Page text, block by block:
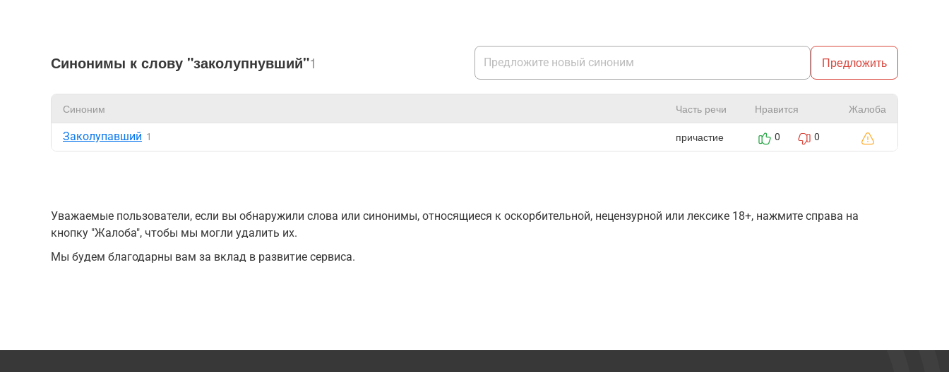
Синонимы к слову "заколупнувший"1 Предложить
Синоним Часть речи Нравится Жалоба
Заколупавший 1 причастие 0 0
Уважаемые пользователи, если вы обнаружили слова или синонимы, относящиеся к оскорбительной, нецензурной или лексике 18+, нажмите справа на
кнопку "Жалоба", чтобы мы могли удалить их.
Мы будем благодарны вам за вклад в развитие сервиса.